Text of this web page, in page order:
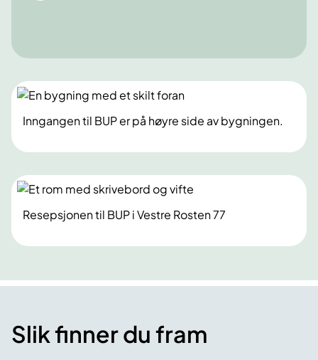
Inngangen til BUP er på høyre side av bygningen.
Resepsjonen til BUP i Vestre Rosten 77
Slik finner du fram